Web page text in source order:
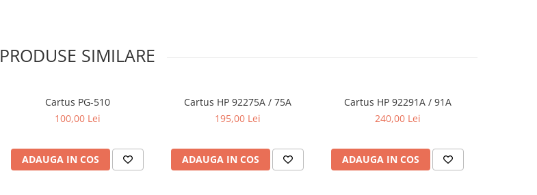
PRODUSE SIMILARE
Cartus PG-510
100,00 Lei
ADAUGA IN COS
Cartus HP 92275A / 75A
195,00 Lei
ADAUGA IN COS
Cartus HP 92291A / 91A
240,00 Lei
ADAUGA IN COS